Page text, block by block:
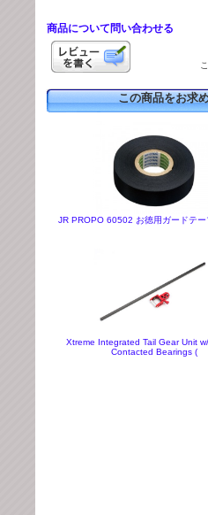
商品について問い合わせる
この商品をお求
JR PROPO 60502 お徳用ガードテ
Xtreme Integrated Tail Gear Unit
Contacted Bearings (